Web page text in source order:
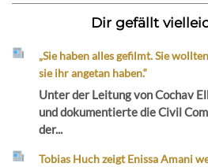
Dir gefällt
„Sie haben alles gefilmt. Sie
sie ihr angetan haben.“
Unter der Leitung von Cochav
und dokumentierte die Civil
der...
Tobias Huch zeigt Enissa Amani